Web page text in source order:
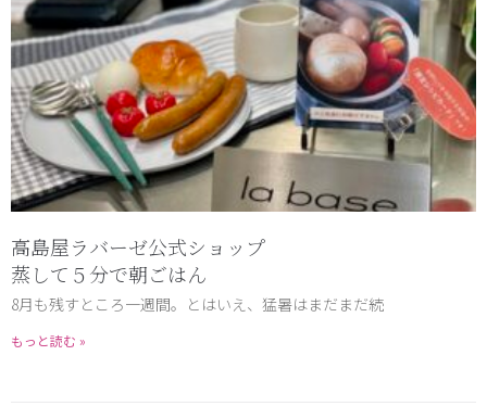
高島屋ラバーゼ公式ショップ
蒸して５分で朝ごはん
8月も残すところ一週間。とはいえ、猛暑はまだまだ続
もっと読む »